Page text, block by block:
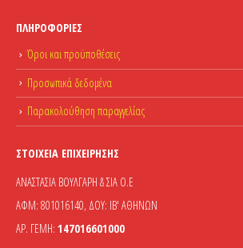
ΠΛΗΡΟΦΟΡΊΕΣ
Όροι και προϋποθέσεις
Προσωπικά δεδομένα
Παρακολούθηση παραγγελίας
ΣΤΟΙΧΕΊΑ ΕΠΙΧΕΊΡΗΣΗΣ
ΑΝΑΣΤΑΣΙΑ ΒΟΥΛΓΑΡΗ & ΣΙΑ Ο.Ε
ΑΦΜ: 801016140, ΔΟΥ: ΙΒ' ΑΘΗΝΩΝ
ΑΡ. ΓΕΜΗ: 147016601000